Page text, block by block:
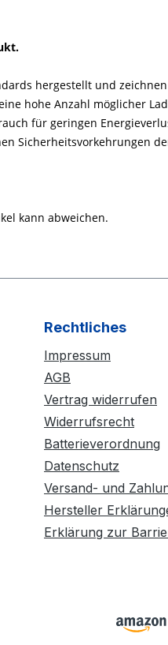
hergestellt und
hohe Anzahl möglicher
für geringen
kann abweichen.
Rechtliches
Impressum
AGB
Vertrag widerrufen
Widerrufsrecht
Batterieverordnung
Datenschutz
Versand- und
Hersteller
Erklärung zur